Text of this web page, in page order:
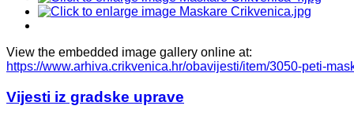
View the embedded image gallery online at:
https://www.arhiva.crikvenica.hr/obavijesti/item/3050-peti-
Vijesti iz gradske uprave